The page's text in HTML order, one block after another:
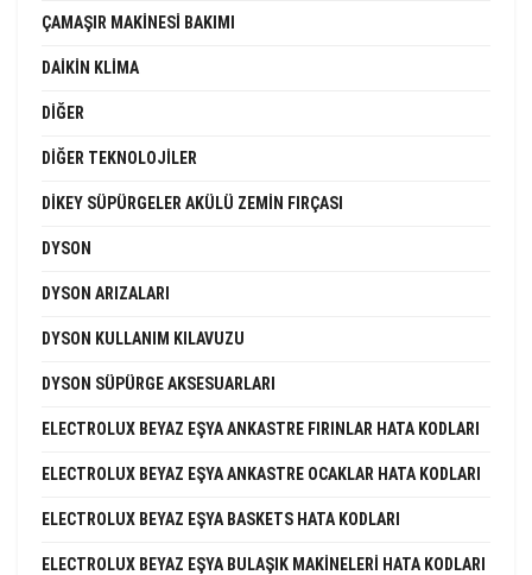
ÇAMAŞIR MAKINESI BAKIMI
DAIKIN KLIMA
DIĞER
DIĞER TEKNOLOJILER
DIKEY SÜPÜRGELER AKÜLÜ ZEMIN FIRÇASI
DYSON
DYSON ARIZALARI
DYSON KULLANIM KILAVUZU
DYSON SÜPÜRGE AKSESUARLARI
ELECTROLUX BEYAZ EŞYA ANKASTRE FIRINLAR HATA KODLARI
ELECTROLUX BEYAZ EŞYA ANKASTRE OCAKLAR HATA KODLARI
ELECTROLUX BEYAZ EŞYA BASKETS HATA KODLARI
ELECTROLUX BEYAZ EŞYA BULAŞIK MAKINELERI HATA KODLARI